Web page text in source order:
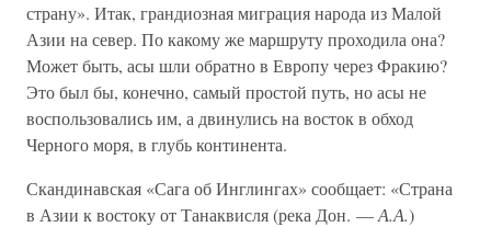
страну». Итак, грандиозная миграция народа из Малой
Азии на север. По какому же маршруту проходила она?
Может быть, асы шли обратно в Европу через Фракию?
Это был бы, конечно, самый простой путь, но асы не
воспользовались им, а двинулись на восток в обход
Черного моря, в глубь континента.
Скандинавская «Сага об Инглингах» сообщает: «Страна
в Азии к востоку от Танаквисля (река Дон. —А.А.)